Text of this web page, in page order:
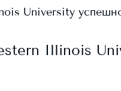
University
Illinois